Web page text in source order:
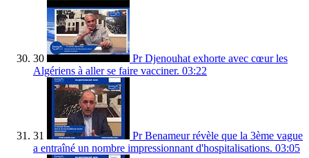
30
Pr Djenouhat exhorte avec cœur les
Algériens à aller se faire vacciner. 03:22
31
Pr Benameur révèle que la 3ème vague
a entraîné un nombre impressionnant d'hospitalisations. 03:05